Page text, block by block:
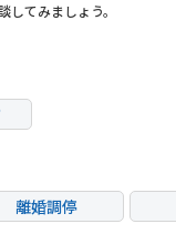
してみましょう。
離婚調停